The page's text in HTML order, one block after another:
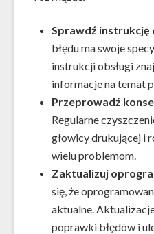
Sprawdź instrukcję
błędu ma swoje
instrukcji obsługi
informacje na temat
Przeprowadź
Regularne
głowicy drukującej i
wielu problemom.
Zaktualizuj
się, że
aktualne.
poprawki błędów i